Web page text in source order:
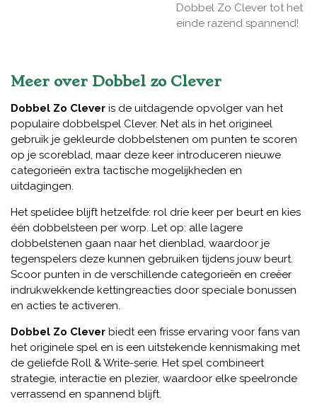
Dobbel Zo Clever tot het
einde razend spannend!
Meer over Dobbel zo Clever
Dobbel Zo Clever is de uitdagende opvolger van het
populaire dobbelspel Clever. Net als in het origineel
gebruik je gekleurde dobbelstenen om punten te scoren
op je scoreblad, maar deze keer introduceren nieuwe
categorieën extra tactische mogelijkheden en
uitdagingen.
Het spelidee blijft hetzelfde: rol drie keer per beurt en kies
één dobbelsteen per worp. Let op: alle lagere
dobbelstenen gaan naar het dienblad, waardoor je
tegenspelers deze kunnen gebruiken tijdens jouw beurt.
Scoor punten in de verschillende categorieën en creëer
indrukwekkende kettingreacties door speciale bonussen
en acties te activeren.
Dobbel Zo Clever biedt een frisse ervaring voor fans van
het originele spel en is een uitstekende kennismaking met
de geliefde Roll & Write-serie. Het spel combineert
strategie, interactie en plezier, waardoor elke speelronde
verrassend en spannend blijft.